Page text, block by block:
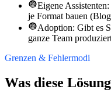
Eigene
je Format bauen
Adoption: Gibt es
ganze Team
Grenzen & Fehlermodi
Was diese